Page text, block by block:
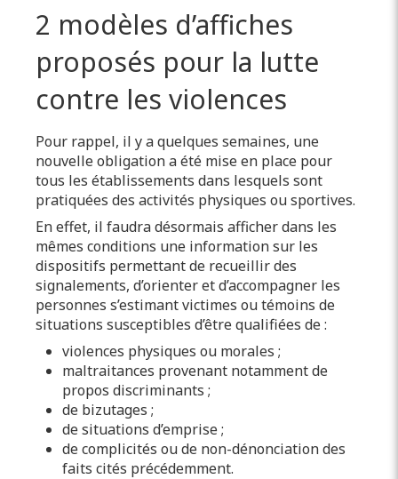
2 modèles d’affiches
proposés pour la lutte
contre les violences
Pour rappel, il y a quelques semaines, une
nouvelle obligation a été mise en place pour
tous les établissements dans lesquels sont
pratiquées des activités physiques ou sportives.
En effet, il faudra désormais afficher dans les
mêmes conditions une information sur les
dispositifs permettant de recueillir des
signalements, d’orienter et d’accompagner les
personnes s’estimant victimes ou témoins de
situations susceptibles d’être qualifiées de :
violences physiques ou morales ;
maltraitances provenant notamment de
propos discriminants ;
de bizutages ;
de situations d’emprise ;
de complicités ou de non-dénonciation des
faits cités précédemment.